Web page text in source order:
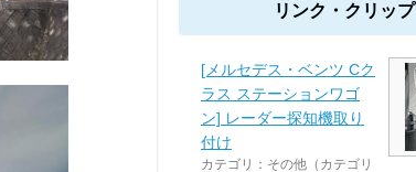
リンク・クリップ
[メルセデス・ベンツ Cク
ラス ステーションワゴ
ン] レーダー探知機取り
付け
カテゴリ：その他（カテゴリ